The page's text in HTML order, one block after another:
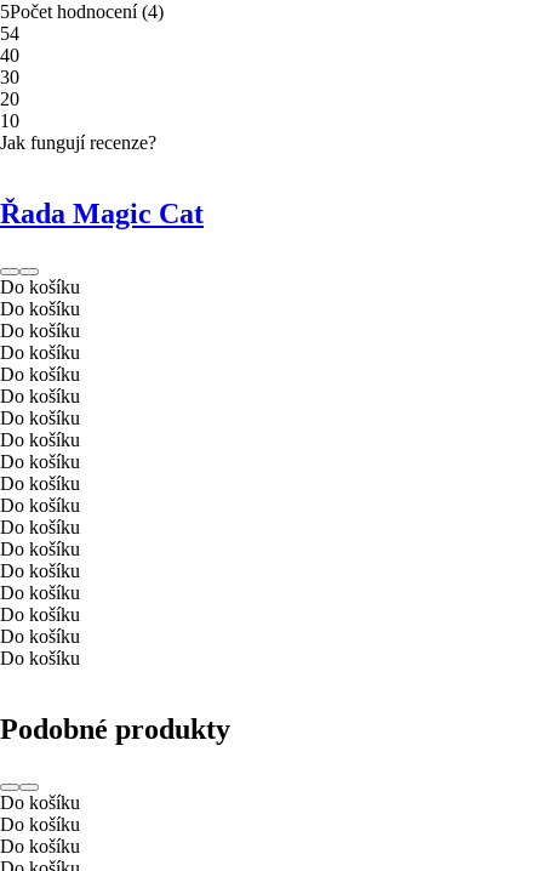
5Počet hodnocení(4)
54
40
30
20
10
Jak fungují recenze?
Řada Magic Cat
Do košíku
Do košíku
Do košíku
Do košíku
Do košíku
Do košíku
Do košíku
Do košíku
Do košíku
Do košíku
Do košíku
Do košíku
Do košíku
Do košíku
Do košíku
Do košíku
Do košíku
Do košíku
Podobné produkty
Do košíku
Do košíku
Do košíku